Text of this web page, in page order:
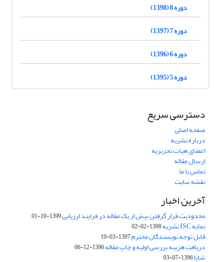
دوره 8 (1398)
دوره 7 (1397)
دوره 6 (1396)
دوره 5 (1395)
دسترسی سریع
صفحه اصلی
درباره نشریه
اعضای هیات تحریریه
ارسال مقاله
تماس با ما
نقشه سایت
آخرین اخبار
محدودیت قرار گرفتن بیش از یک مقاله در فرایند ارزیابی1399-10-01
نمایه ISC نشریه 1398-02-02
قابل توجه نویسندگان محترم1397-03-19
دریافت هزینه بررسی اولیه و چاپ مقاله1396-12-06
شاپا1396-07-03